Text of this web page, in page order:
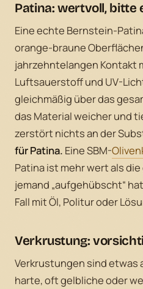
Patina: wertvoll, bitte
Eine echte Bernstein-
orange-braune
jahrzehntelangen Kontakt
Luftsauerstoff und UV-
gleichmäßig über das
das Material weicher und
zerstört nichts an der
für Patina. Eine SBM-
Patina ist mehr wert als
jemand „aufgehübscht“
Fall mit Öl, Politur oder
Verkrustung:
Verkrustungen sind etwas
harte, oft gelbliche oder